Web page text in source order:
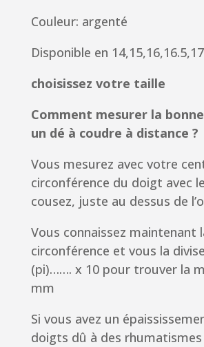
Couleur: argenté
Disponible en
choisissez votre taille
Comment mesurer la
un dé à coudre à distance ?
Vous mesurez avec votre
circonférence du doigt avec
cousez, juste au dessus de
Vous connaissez maintenant
circonférence et vous la
(pi)……. x 10 pour trouver la
mm
Si vous avez un
doigts dû à des